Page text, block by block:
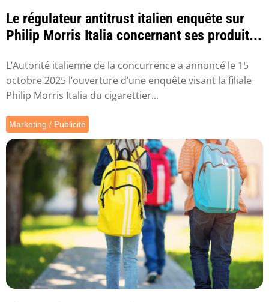
Le régulateur antitrust italien enquête sur
Philip Morris Italia concernant ses produit...
L’Autorité italienne de la concurrence a annoncé le 15
octobre 2025 l’ouverture d’une enquête visant la filiale
Philip Morris Italia du cigarettier...
Marketing / Publicité